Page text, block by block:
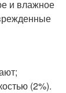
и влажное
(2%).